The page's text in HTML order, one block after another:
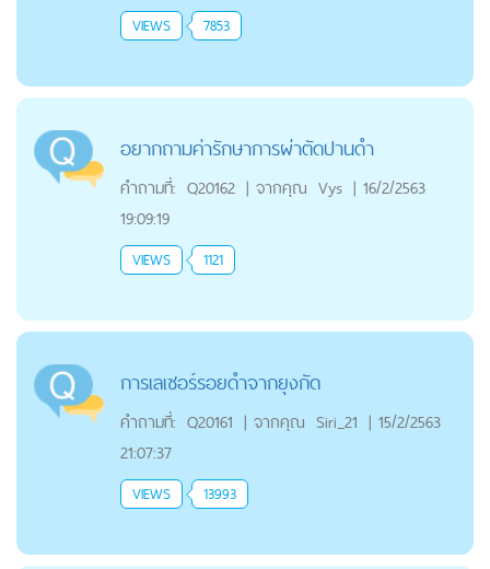
VIEWS 7853
อยากถามค่ารักษาการผ่าตัดปานดำ
คำถามที่: Q20162 | จากคุณ Vys | 16/2/2563
19:09:19
VIEWS 1121
การเลเซอร์รอยดำจากยุงกัด
คำถามที่: Q20161 | จากคุณ Siri_21 | 15/2/2563
21:07:37
VIEWS 13993